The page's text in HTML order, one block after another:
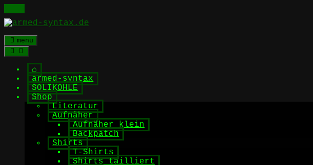
Skip
to
content
menu
⌂
armed-syntax
SOLIKOHLE
Shop
Literatur
Aufnäher
Aufnäher klein
Backpatch
Shirts
T-Shirts
Shirts tailliert